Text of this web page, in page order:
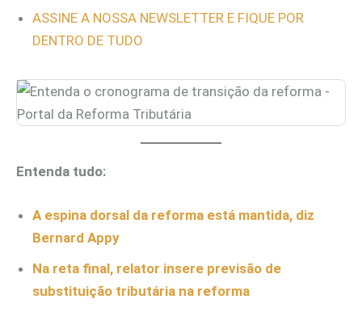
ASSINE A NOSSA NEWSLETTER E FIQUE POR
DENTRO DE TUDO
Entenda tudo:
A espina dorsal da reforma está mantida, diz
Bernard Appy
Na reta final, relator insere previsão de
substituição tributária na reforma